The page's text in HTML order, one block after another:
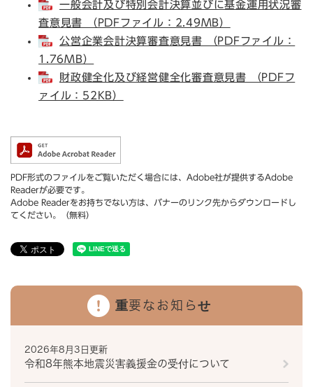
一般会計及び特別会計決算並びに基金運用状況審
査意見書 （PDFファイル：2.49MB）
公営企業会計決算審査意見書 （PDFファイル：
1.76MB）
財政健全化及び経営健全化審査意見書 （PDFフ
ァイル：52KB）
PDF形式のファイルをご覧いただく場合には、Adobe社が提供するAdobe
Readerが必要です。
Adobe Readerをお持ちでない方は、バナーのリンク先からダウンロードし
てください。（無料）
重要なお知らせ
2026年8月3日更新
令和8年熊本地震災害義援金の受付について